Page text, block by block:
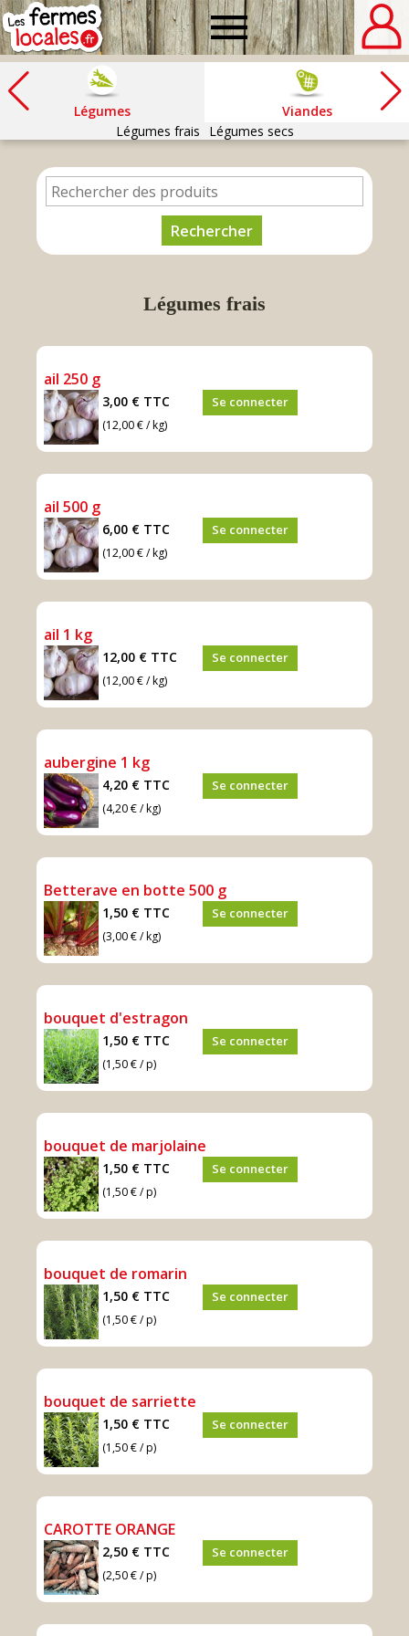
Fermes
locales
Légumes
Viandes
Légumes frais
Légumes secs
Légumes frais
ail 250 g
3,00 € TTC
(12,00 € / kg)
Se connecter
ail 500 g
6,00 € TTC
(12,00 € / kg)
Se connecter
ail 1 kg
12,00 € TTC
(12,00 € / kg)
Se connecter
aubergine 1 kg
4,20 € TTC
(4,20 € / kg)
Se connecter
Betterave en botte 500 g
1,50 € TTC
(3,00 € / kg)
Se connecter
bouquet d'estragon
1,50 € TTC
(1,50 € / p)
Se connecter
bouquet de marjolaine
1,50 € TTC
(1,50 € / p)
Se connecter
bouquet de romarin
1,50 € TTC
(1,50 € / p)
Se connecter
bouquet de sarriette
1,50 € TTC
(1,50 € / p)
Se connecter
CAROTTE ORANGE
2,50 € TTC
(2,50 € / p)
Se connecter